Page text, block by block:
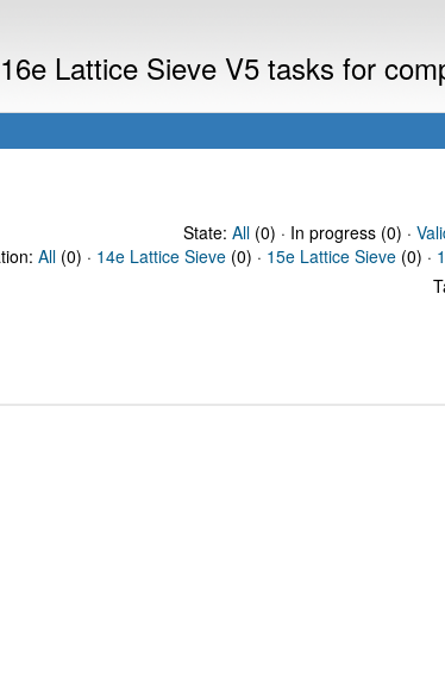
Lattice Sieve V5 tasks for
State: All(0) · In progress (0) ·
All (0) · 14e Lattice Sieve (0) · 15e Lattice Sieve (0) ·